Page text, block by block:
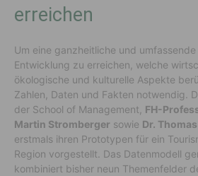
erreichen
Um eine ganzheitliche und
Entwicklung zu erreichen, welche
ökologische und kulturelle Aspekte
Zahlen, Daten und Fakten notwendig.
der School of Management, FH-
Martin Stromberger sowie Dr.
erstmals ihren Prototypen für ein
Region vorgestellt. Das Datenmodell
kombiniert bisher neun Themenfelder